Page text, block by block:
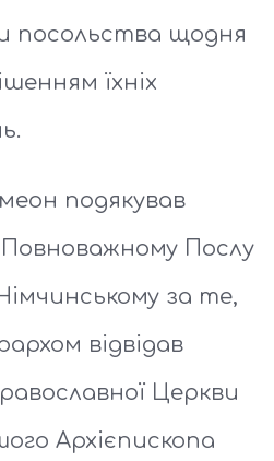
посольства щодня
їхніх
подякував
Послу
за те,
відвідав
Церкви
Архієпископа